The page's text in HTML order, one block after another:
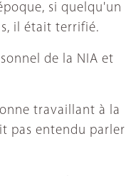
si quelqu'un
il était terrifié.
de la NIA et
travaillant à la
pas entendu parler